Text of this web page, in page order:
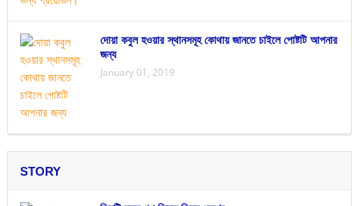
দোয়া কবুল হওয়ার স্থানসমূহ কোথায় জানতে চাইলে পোষ্টটি আপনার
জন্য
January 01, 2019
STORY